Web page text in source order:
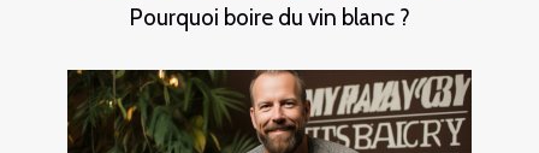
Pourquoi boire du vin blanc ?